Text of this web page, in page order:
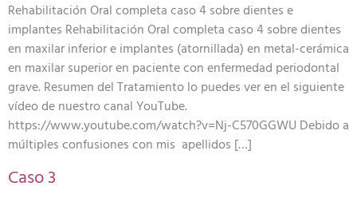
Rehabilitación Oral completa caso 4 sobre dientes e
implantes Rehabilitación Oral completa caso 4 sobre dientes
en maxilar inferior e implantes (atornillada) en metal-cerámica
en maxilar superior en paciente con enfermedad periodontal
grave. Resumen del Tratamiento lo puedes ver en el siguiente
vídeo de nuestro canal YouTube.
https://www.youtube.com/watch?v=Nj-C570GGWU Debido a
múltiples confusiones con mis apellidos […]
Caso 3